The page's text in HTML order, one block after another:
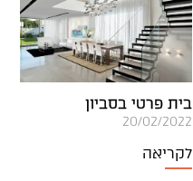
בית פרטי בסביון
20/02/2022
לקריאה